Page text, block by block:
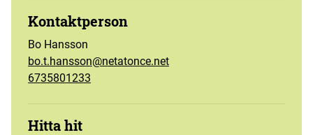
Kontaktperson
Bo Hansson
bo.t.hansson@netatonce.net
6735801233
Hitta hit